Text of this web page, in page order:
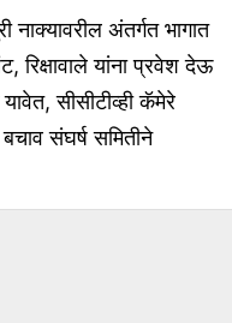
अंतर्गत भागात
यांना प्रवेश देऊ
सीसीटीव्ही कॅमेरे
संघर्ष समितीने